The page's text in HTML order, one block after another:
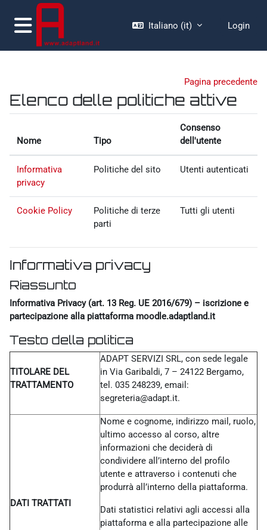
Vai al contenuto principale
Pannello laterale
Italiano ‎(it)‎ Login
Pagina precedente
Elenco delle politiche attive
Nome Tipo
Consenso
dell'utente
Informativa
privacy
Politiche del sito Utenti autenticati
Cookie Policy
Politiche di terze
parti
Tutti gli utenti
Informativa privacy
Riassunto
Informativa Privacy (art. 13 Reg. UE 2016/679) – iscrizione e
partecipazione alla piattaforma moodle.adaptland.it
Testo della politica
TITOLARE DEL
TRATTAMENTO
ADAPT SERVIZI SRL, con sede legale
in Via Garibaldi, 7 – 24122 Bergamo,
tel. 035 248239, email:
segreteria@adapt.it.
DATI TRATTATI
Nome e cognome, indirizzo mail, ruolo,
ultimo accesso al corso, altre
informazioni che deciderà di
condividere all’interno del profilo
utente e attraverso i contenuti che
produrrà all’interno della piattaforma.
Dati statistici relativi agli accessi alla
piattaforma e alla partecipazione alle